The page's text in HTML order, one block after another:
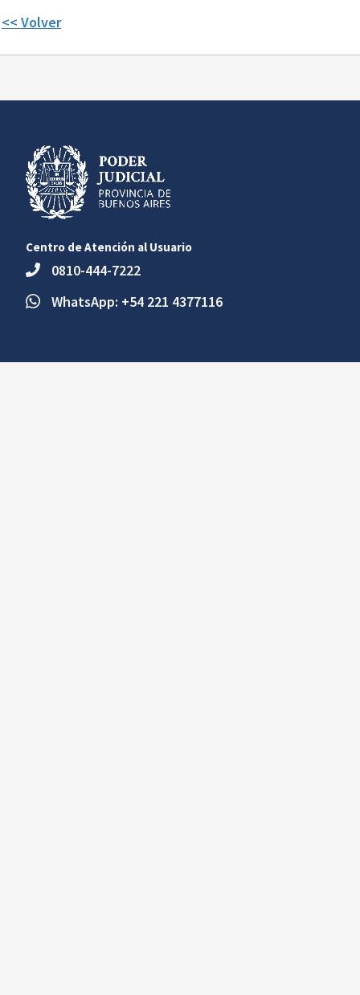
<< Volver
Centro de Atención al Usuario
0810-444-7222
WhatsApp: +54 221 4377116